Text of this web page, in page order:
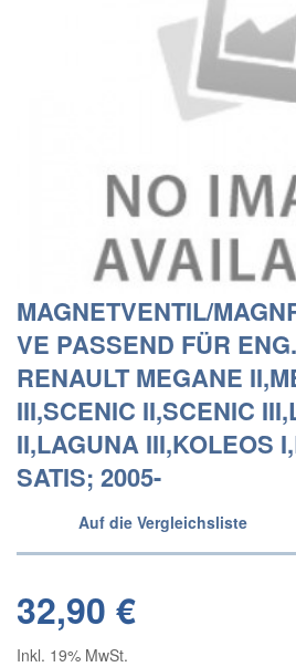
MAGNETVENTIL/
VE PASSEND FÜR
RENAULT MEGANE
III,SCENIC II,SCENIC
II,LAGUNA III,KOLEOS
SATIS; 2005-
Auf die Vergleichsliste
32,90 €
Inkl. 19% MwSt.